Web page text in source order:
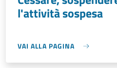
l'attività sospesa
VAI ALLA PAGINA